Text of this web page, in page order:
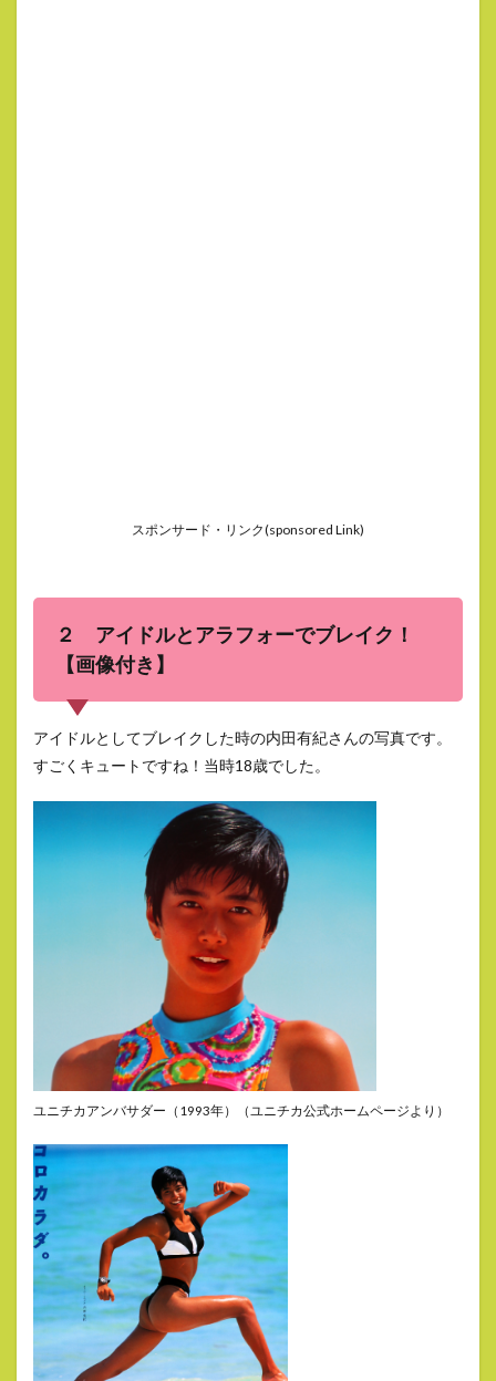
スポンサード・リンク(sponsored Link)
２ アイドルとアラフォーでブレイク！
【画像付き】
アイドルとしてブレイクした時の内田有紀さんの写真です。
すごくキュートですね！当時18歳でした。
ユニチカアンバサダー（1993年）（ユニチカ公式ホームページより）